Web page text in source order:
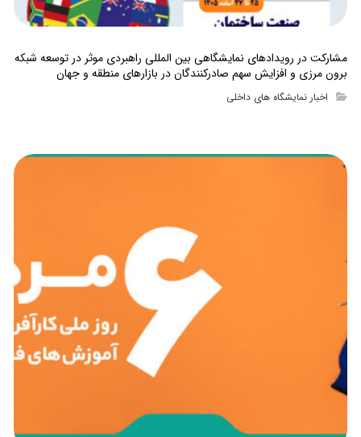
مشارکت در رویدادهای نمایشگاهی بین المللی راهبردی موثر در توسعه شبکه
برون مرزی و افزایش سهم صادرکنندگان در بازارهای منطقه و جهان
اخبار نمایشگاه های داخلی